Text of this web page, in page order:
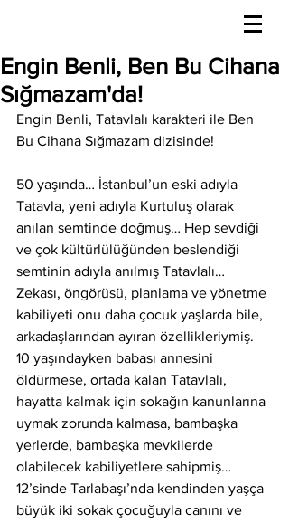
Engin Benli, Ben Bu Cihana
Sığmazam'da!
Engin Benli, Tatavlalı karakteri ile Ben
Bu Cihana Sığmazam dizisinde!
50 yaşında… İstanbul’un eski adıyla
Tatavla, yeni adıyla Kurtuluş olarak
anılan semtinde doğmuş… Hep sevdiği
ve çok kültürlülüğünden beslendiği
semtinin adıyla anılmış Tatavlalı…
Zekası, öngörüsü, planlama ve yönetme
kabiliyeti onu daha çocuk yaşlarda bile,
arkadaşlarından ayıran özellikleriymiş.
10 yaşındayken babası annesini
öldürmese, ortada kalan Tatavlalı,
hayatta kalmak için sokağın kanunlarına
uymak zorunda kalmasa, bambaşka
yerlerde, bambaşka mevkilerde
olabilecek kabiliyetlere sahipmiş…
12’sinde Tarlabaşı’nda kendinden yaşça
büyük iki sokak çocuğuyla canını ve